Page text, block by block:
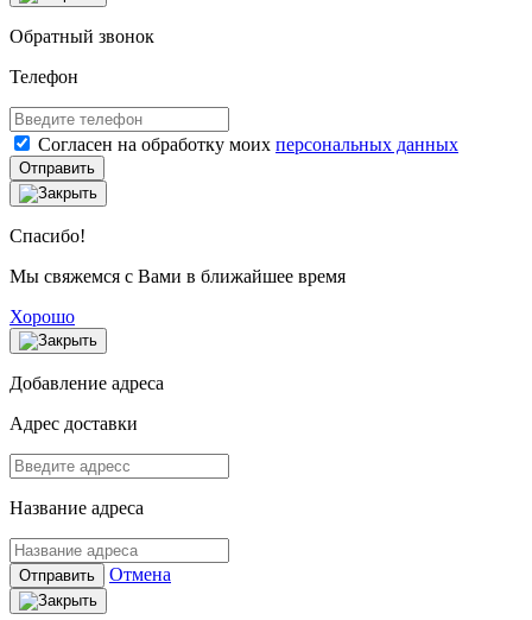
Обратный звонок
Телефон
Согласен на обработку моих персональных данных
Отправить
Спасибо!
Мы свяжемся с Вами в ближайшее время
Хорошо
Добавление адреса
Адрес доставки
Название адреса
Отправить Отмена